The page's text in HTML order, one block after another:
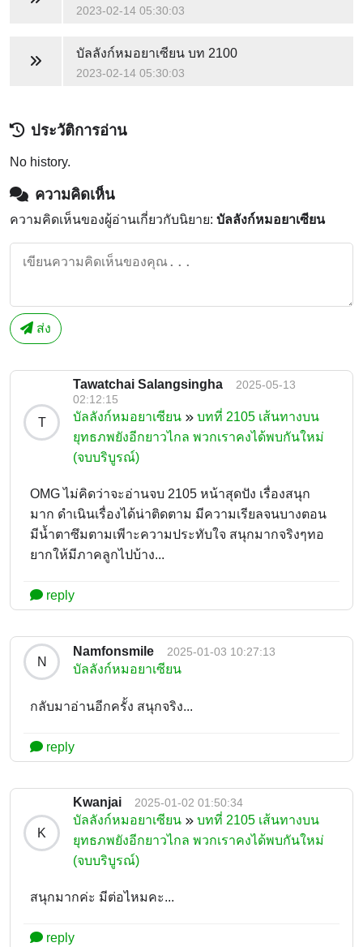
2023-02-14 05:30:03
บัลลังก์หมอยาเซียนบท 2100
2023-02-14 05:30:03
ประวัติการอ่าน
No history.
ความคิดเห็น
ความคิดเห็นของผู้อ่านเกี่ยวกับนิยาย: บัลลังก์หมอยาเซียน
ส่ง
T
Tawatchai Salangsingha
2025-05-13
02:12:15
บัลลังก์หมอยาเซียน
บทที่ 2105 เส้นทางบน
ยุทธภพยังอีกยาวไกล พวกเราคงได้พบกันใหม่
(จบบริบูรณ์)
OMG ไม่คิดว่าจะอ่านจบ 2105 หน้าสุดปัง เรื่องสนุก
มาก ดำเนินเรื่องได้น่าติดตาม มีความเรียลจนบางตอน
มีน้ำตาซึมตามเพีาะความประทับใจ สนุกมากจริงๆทอ
ยากให้มีภาคลูกไปบ้าง...
reply
N
Namfonsmile 2025-01-03 10:27:13
บัลลังก์หมอยาเซียน
กลับมาอ่านอีกครั้ง สนุกจริง...
reply
K
Kwanjai 2025-01-02 01:50:34
บัลลังก์หมอยาเซียน
บทที่ 2105 เส้นทางบน
ยุทธภพยังอีกยาวไกล พวกเราคงได้พบกันใหม่
(จบบริบูรณ์)
สนุกมากค่ะ มีต่อไหมคะ...
reply